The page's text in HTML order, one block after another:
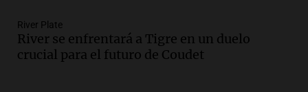
con Jujuy
Panorama Federal
Episodios
River Plate
River se enfrentará a Tigre en un duelo
crucial para el futuro de Coudet